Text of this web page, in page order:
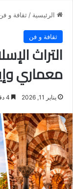
الرئيسية / ثقافة و
ثقافة و فن
التراث
معماري
يناير 11, 2026